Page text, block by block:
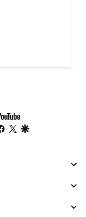
youtube-
footer
facebook
twitter